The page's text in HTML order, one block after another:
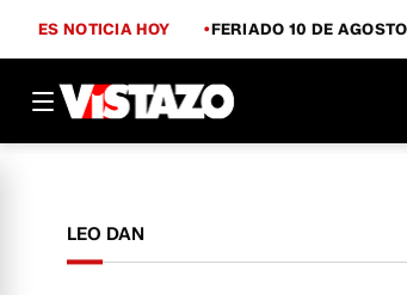
ES NOTICIA HOY FERIADO 10 DE AGOSTO
LEO DAN